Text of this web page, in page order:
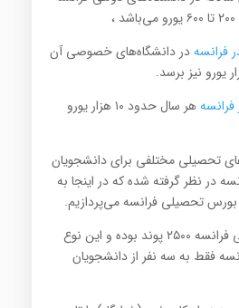
فرانسهدر دانشگاه‌های خصوصی آن
هر سال حدود ۱۰ هزار یورو
تحصیلی مختلفی برای دانشجویان
در نظر گرفته شده که در اینجا به
تحصیلی فرانسه می‌پردازیم.
مبلغ بورسیه تحصیلی فرانسه ۲۵۰۰ پوند بوده و این نوع
فقط به سه نفر از دانشجویان